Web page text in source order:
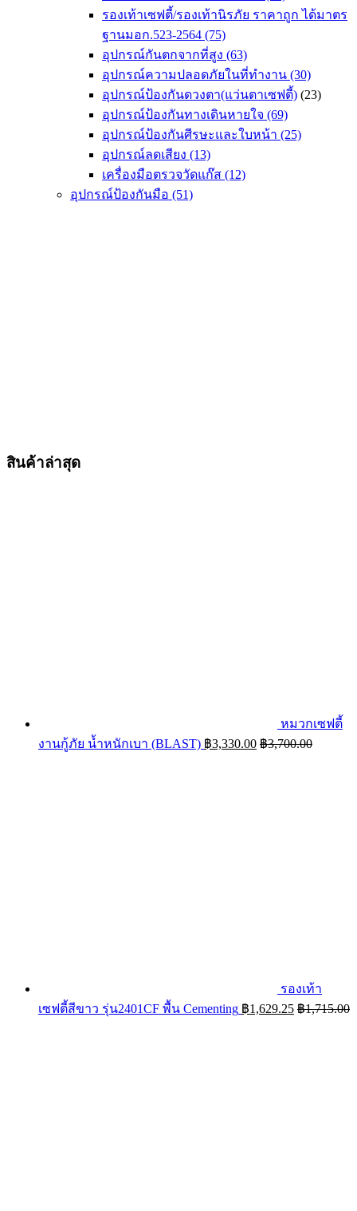
รองเท้าเซฟตี้/รองเท้านิรภัย ราคาถูก ได้มาตร
ฐานมอก.523-2564 (75)
อุปกรณ์กันตกจากที่สูง (63)
อุปกรณ์ความปลอดภัยในที่ทำงาน (30)
อุปกรณ์ป้องกันดวงตา(แว่นตาเซฟตี้) (23)
อุปกรณ์ป้องกันทางเดินหายใจ (69)
อุปกรณ์ป้องกันศีรษะและใบหน้า (25)
อุปกรณ์ลดเสียง (13)
เครื่องมือตรวจวัดแก๊ส (12)
อุปกรณ์ป้องกันมือ (51)
สินค้าล่าสุด
หมวกเซฟตี้
งานกู้ภัย น้ำหนักเบา (BLAST) ฿3,330.00 ฿3,700.00
รองเท้า
เซฟตี้สีขาว รุ่น2401CF พื้น Cementing ฿1,629.25 ฿1,715.00